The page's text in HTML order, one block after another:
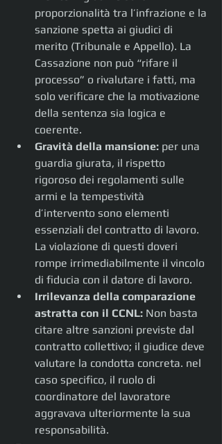
proporzionalità tra l’infrazione e la
sanzione spetta ai giudici di
merito (Tribunale e Appello). La
Cassazione non può “rifare il
processo” o rivalutare i fatti, ma
solo verificare che la motivazione
della sentenza sia logica e
coerente.
Gravità della mansione: per una
guardia giurata, il rispetto
rigoroso dei regolamenti sulle
armi e la tempestività
d’intervento sono elementi
essenziali del contratto di lavoro.
La violazione di questi doveri
rompe irrimediabilmente il vincolo
di fiducia con il datore di lavoro.
Irrilevanza della comparazione
astratta con il CCNL: Non basta
citare altre sanzioni previste dal
contratto collettivo; il giudice deve
valutare la condotta concreta. nel
caso specifico, il ruolo di
coordinatore del lavoratore
aggravava ulteriormente la sua
responsabilità.